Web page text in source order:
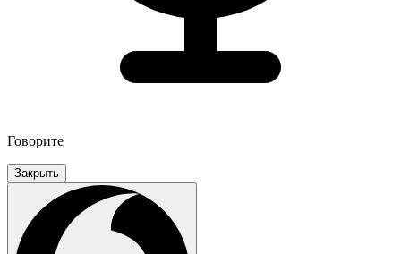
Говорите
Закрыть